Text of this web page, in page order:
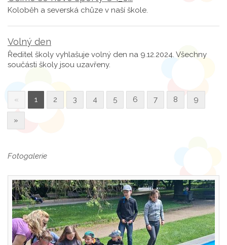
Koloběh a severská chůze v naší škole.
Volný den
Ředitel školy vyhlašuje volný den na 9.12.2024. Všechny
součásti školy jsou uzavřeny.
« 1 2 3 4 5 6 7 8 9
»
Fotogalerie